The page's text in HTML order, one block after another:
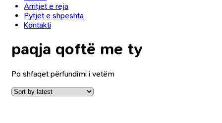
Arritjet e reja
Pytjet e shpeshta
Kontakti
paqja qoftë me ty
Po shfaqet përfundimi i vetëm